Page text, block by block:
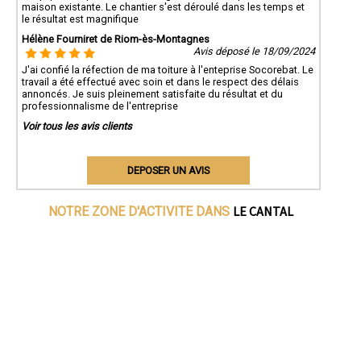
maison existante. Le chantier s'est déroulé dans les temps et
le résultat est magnifique
Hélène Fourniret de Riom-ès-Montagnes
Avis déposé le 18/09/2024
J'ai confié la réfection de ma toiture à l'enteprise Socorebat. Le
travail a été effectué avec soin et dans le respect des délais
annoncés. Je suis pleinement satisfaite du résultat et du
professionnalisme de l'entreprise
Voir tous les avis clients
DEPOSER UN AVIS
NOTRE ZONE D'ACTIVITE DANS LE CANTAL